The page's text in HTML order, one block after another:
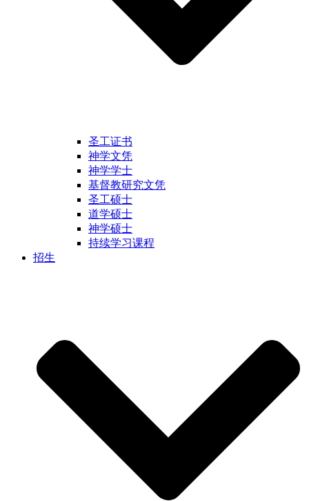
圣工证书
神学文凭
神学学士
基督教研究文凭
圣工硕士
道学硕士
神学硕士
持续学习课程
招生